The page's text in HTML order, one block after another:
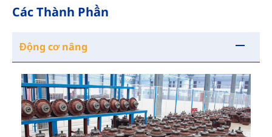
Các Thành Phần
Động cơ nâng